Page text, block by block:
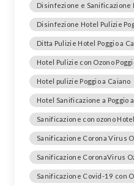
Disinfezione e Sanificazione
Disinfezione Hotel Pulizie
Ditta Pulizie Hotel Poggio a
Hotel Pulizie con Ozono
Hotel pulizie Poggio a Caiano
Hotel Sanificazione a Poggio
Sanificazione con ozono
Sanificazione Corona Virus
Sanificazione CoronaVirus
Sanificazione Covid-19 con